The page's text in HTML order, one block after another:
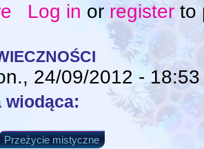
about Muzyką jestem
Log in or register to
24/09/2012 - 18:53
wiodąca:
Przeżycie mistyczne